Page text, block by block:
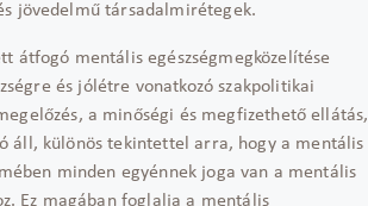
jövedelműtársadalmirétegek.
átfogó mentális egészségmegközelítése
és jólétre vonatkozó szakpolitikai
a minőségi és megfizethető ellátás,
áll , különös tekintettel arra, hogya mentális
minden egyénnek joga van a mentális
Ez magában foglalja a mentális